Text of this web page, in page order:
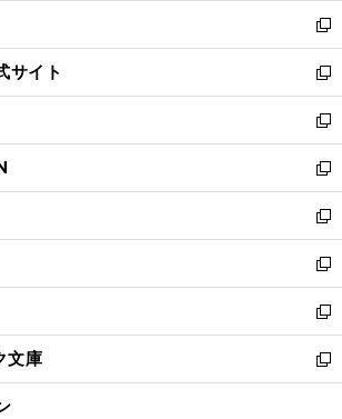
く
で
開
く
ィ
ン
ド
ウ
で
開
く
し
い
ウ
ィ
ン
ド
ウ
で
開
く
新
し
い
ウ
ィ
ン
ド
ウ
で
開
く
サイト
新
し
い
ウ
ィ
ン
ド
ウ
で
開
く
新
し
い
ウ
ィ
ン
ド
ウ
で
開
く
新
し
い
ウ
ィ
ン
ド
ウ
で
開
新
し
い
ウ
ィ
ン
ド
ウ
新
し
い
ウ
ィ
ン
新
し
い
ウ
文庫
新
し